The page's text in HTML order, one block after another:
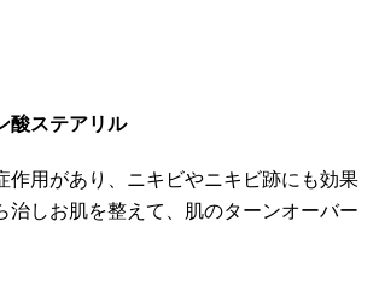
酸ステアリル
作用があり、ニキビやニキビ跡にも効果
治しお肌を整えて、肌のターンオーバー